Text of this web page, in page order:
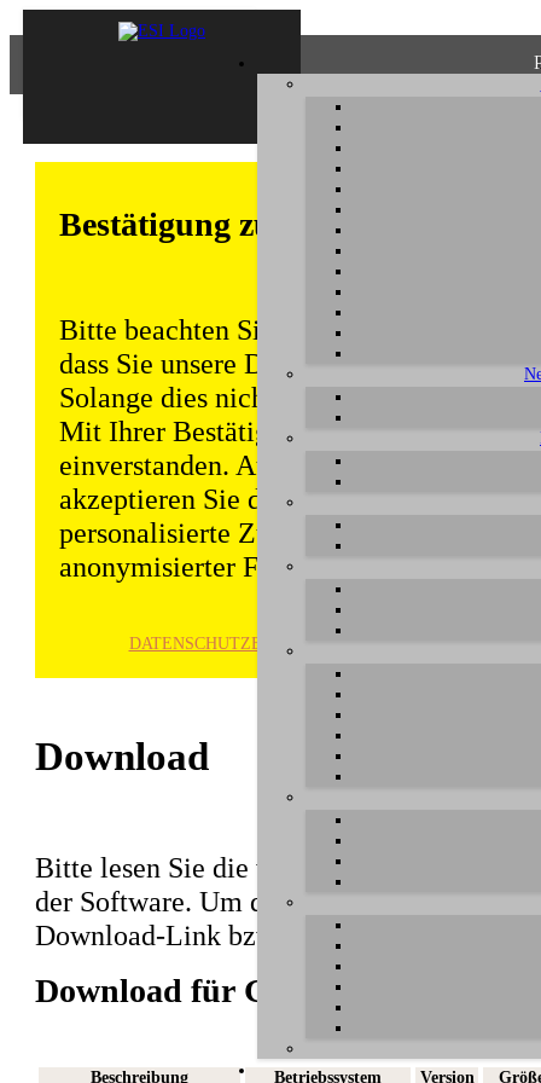
Bestätigung zum Datenschutz
Bitte beachten Sie, dass einige
dass Sie unsere Datenschutzerklärung
Solange dies nicht erfolgt, wird dieser
Mit Ihrer Bestätigung sind Sie auch mit
einverstanden. Auch unabhängig von
akzeptieren Sie durch die weitere
personalisierte Zugriffsdaten gemäß
anonymisierter Form gespeichert und
DATENSCHUTZ­ERKLÄRUNG
Download
Bitte lesen Sie die wichtigen Hinweise
der Software. Um den Download
Download-Link bzw. den Dateinamen in
Download für GIGAPORT HD
Beschreibung Betriebssystem Version